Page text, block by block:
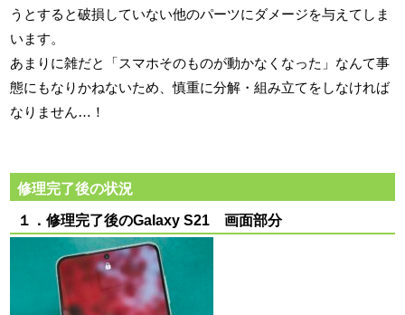
うとすると破損していない他のパーツにダメージを与えてしま
います。
あまりに雑だと「スマホそのものが動かなくなった」なんて事
態にもなりかねないため、慎重に分解・組み立てをしなければ
なりません…！
修理完了後の状況
１．修理完了後のGalaxy S21 画面部分